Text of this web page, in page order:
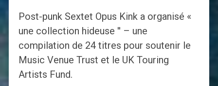
Post-punk Sextet Opus Kink a organisé «
une collection hideuse '' – une
compilation de 24 titres pour soutenir le
Music Venue Trust et le UK Touring
Artists Fund.